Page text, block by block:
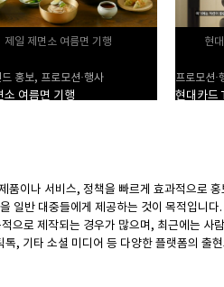
제일 제면소 여름면 기행
드 홍보, 프로모션·행사
소 여름면 기행
현
프로모션·
현대카드
품이나 서비스, 정책을 빠르게 효과적으로
일반 대중들에게 제공하는 것이 목적입니
으로 제작되는 경우가 많으며, 최근에는
, 기타 소셜 미디어 등 다양한 플랫폼의 출